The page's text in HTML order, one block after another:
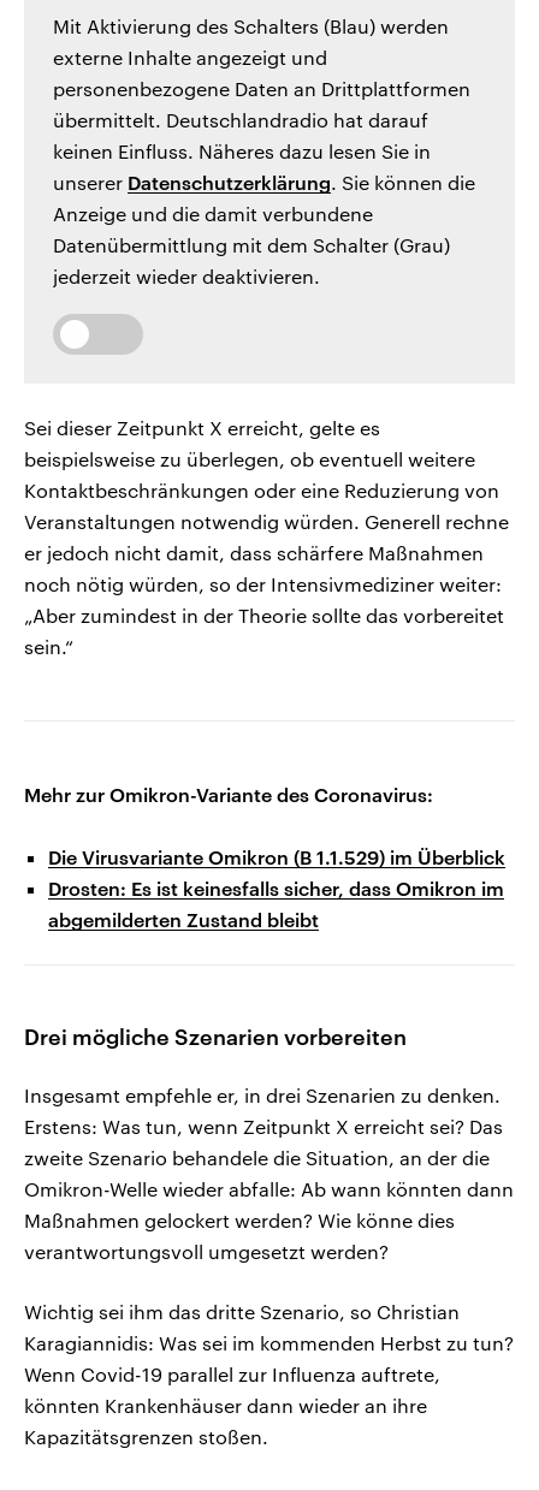
Mit Aktivierung des Schalters (Blau) werden
externe Inhalte angezeigt und
personenbezogene Daten an Drittplattformen
übermittelt. Deutschlandradio hat darauf
keinen Einfluss. Näheres dazu lesen Sie in
unserer Datenschutzerklärung. Sie können die
Anzeige und die damit verbundene
Datenübermittlung mit dem Schalter (Grau)
jederzeit wieder deaktivieren.
Sei dieser Zeitpunkt X erreicht, gelte es
beispielsweise zu überlegen, ob eventuell weitere
Kontaktbeschränkungen oder eine Reduzierung von
Veranstaltungen notwendig würden. Generell rechne
er jedoch nicht damit, dass schärfere Maßnahmen
noch nötig würden, so der Intensivmediziner weiter:
„Aber zumindest in der Theorie sollte das vorbereitet
sein.“
Mehr zur Omikron-Variante des Coronavirus:
Die Virusvariante Omikron (B 1.1.529) im Überblick
Drosten: Es ist keinesfalls sicher, dass Omikron im
abgemilderten Zustand bleibt
Drei mögliche Szenarien vorbereiten
Insgesamt empfehle er, in drei Szenarien zu denken.
Erstens: Was tun, wenn Zeitpunkt X erreicht sei? Das
zweite Szenario behandele die Situation, an der die
Omikron-Welle wieder abfalle: Ab wann könnten dann
Maßnahmen gelockert werden? Wie könne dies
verantwortungsvoll umgesetzt werden?
Wichtig sei ihm das dritte Szenario, so Christian
Karagiannidis: Was sei im kommenden Herbst zu tun?
Wenn Covid-19 parallel zur Influenza auftrete,
könnten Krankenhäuser dann wieder an ihre
Kapazitätsgrenzen stoßen.